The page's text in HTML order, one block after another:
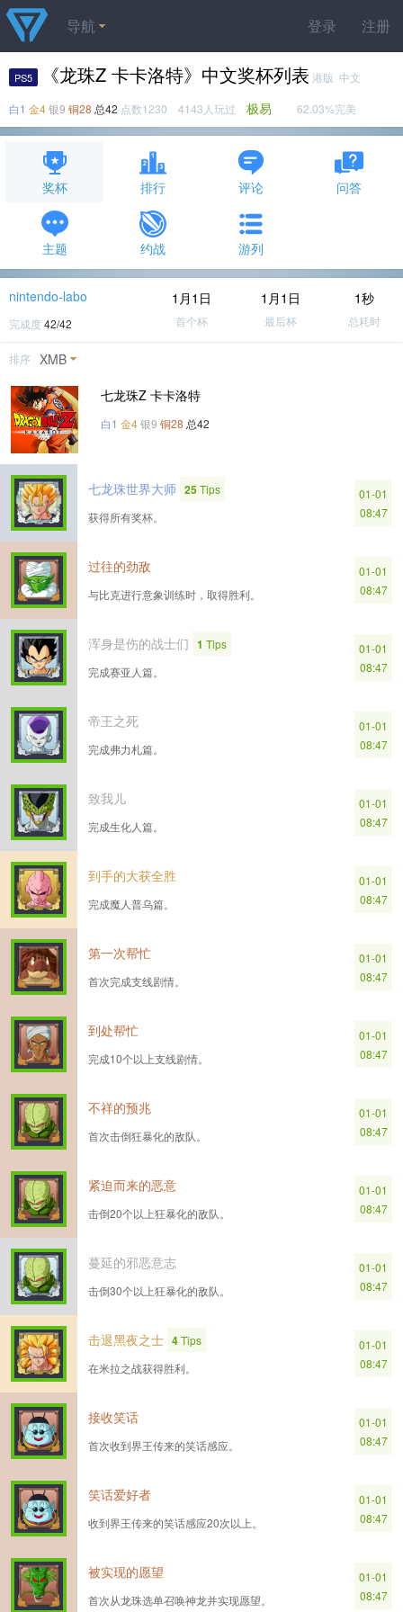
登录 注册
导航
PS5 《龙珠Z 卡卡洛特》中文奖杯列表 港版 中文
白1 金4银9 铜28 总42 点数1230 4143人玩过 极易 62.03%完美
奖杯 排行 评论 问答
主题 约战 游列
nintendo-labo
完成度 42/42
1月1日
首个杯
1月1日
最后杯
1秒
总耗时
排序 XMB
七龙珠Z 卡卡洛特
白1 金4银9 铜28 总42
七龙珠世界大师 25Tips
获得所有奖杯。
01-01
08:47
过往的劲敌
与比克进行意象训练时，取得胜利。
01-01
08:47
浑身是伤的战士们 1 Tips
完成赛亚人篇。
01-01
08:47
帝王之死
完成弗力札篇。
01-01
08:47
致我儿
完成生化人篇。
01-01
08:47
到手的大获全胜
完成魔人普乌篇。
01-01
08:47
第一次帮忙
首次完成支线剧情。
01-01
08:47
到处帮忙
完成10个以上支线剧情。
01-01
08:47
不祥的预兆
首次击倒狂暴化的敌队。
01-01
08:47
紧迫而来的恶意
击倒20个以上狂暴化的敌队。
01-01
08:47
蔓延的邪恶意志
击倒30个以上狂暴化的敌队。
01-01
08:47
击退黑夜之士 4Tips
在米拉之战获得胜利。
01-01
08:47
接收笑话
首次收到界王传来的笑话感应。
01-01
08:47
笑话爱好者
收到界王传来的笑话感应20次以上。
01-01
08:47
被实现的愿望
首次从龙珠选单召唤神龙并实现愿望。
01-01
08:47